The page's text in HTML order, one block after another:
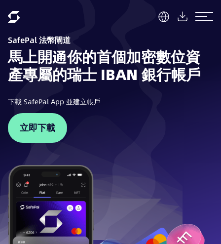
SafePal 法幣閘道
馬上開通你的首個加密數位資
產專屬的瑞士 IBAN 銀行帳戶
下載 SafePal App 並建立帳戶
立即下載